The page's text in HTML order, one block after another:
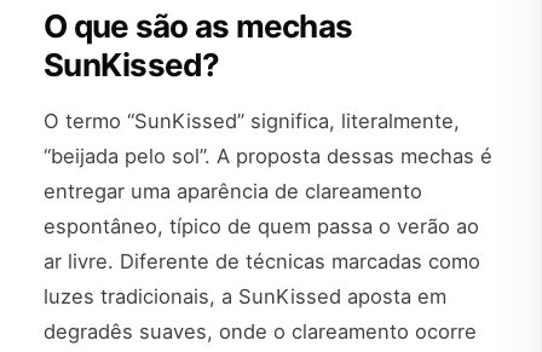
O que são as mechas
SunKissed?
O termo “SunKissed” significa, literalmente,
“beijada pelo sol”. A proposta dessas mechas é
entregar uma aparência de clareamento
espontâneo, típico de quem passa o verão ao
ar livre. Diferente de técnicas marcadas como
luzes tradicionais, a SunKissed aposta em
degradês suaves, onde o clareamento ocorre